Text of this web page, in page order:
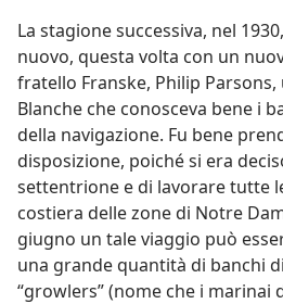
La stagione successiva, nel
nuovo, questa volta con un
fratello Franske, Philip
Blanche che conosceva bene i
della navigazione. Fu bene
disposizione, poiché si era
settentrione e di lavorare tutte
costiera delle zone di Notre
giugno un tale viaggio può
una grande quantità di banchi
“growlers” (nome che i marinai